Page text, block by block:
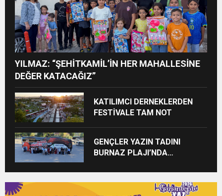
YILMAZ: “ŞEHİTKAMİL’İN HER MAHALLESİNE
DEĞER KATACAĞIZ”
KATILIMCI DERNEKLERDEN
FESTİVALE TAM NOT
GENÇLER YAZIN TADINI
BURNAZ PLAJI’NDA